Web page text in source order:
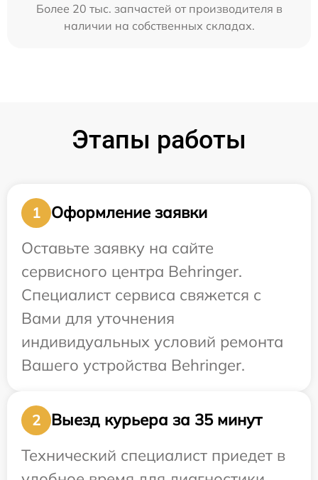
Более 20 тыс. запчастей от производителя в
наличии на собственных складах.
Этапы работы
1
Оформление заявки
Оставьте заявку на сайте
сервисного центра Behringer.
Специалист сервиса свяжется с
Вами для уточнения
индивидуальных условий ремонта
Вашего устройства Behringer.
2
Выезд курьера за 35 минут
Технический специалист приедет в